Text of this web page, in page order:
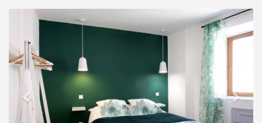
Previous Next